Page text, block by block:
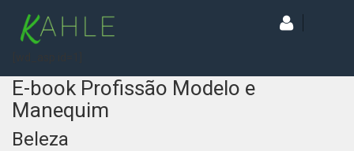
E-book Profissão Modelo e
Manequim
Beleza